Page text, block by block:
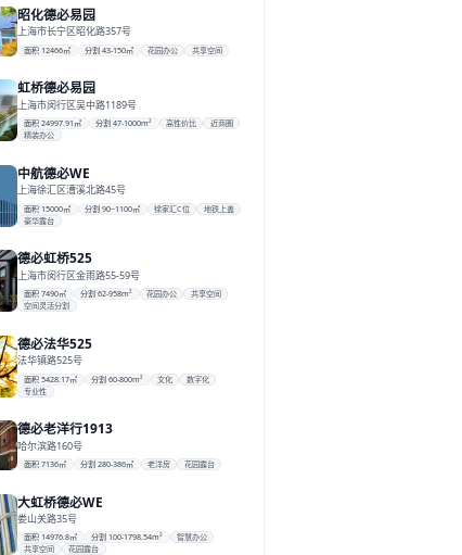
昭化德必易园
上海市长宁区昭化路357号
面积 12466㎡ 分割 43-150㎡ 花园办公 共享空间
虹桥德必易园
上海市闵行区吴中路1189号
面积 24997.91㎡ 分割 47-1000m² 高性价比
近商圈
精装办公
中航德必WE
上海徐汇区漕溪北路45号
面积 15000㎡ 分割 90~1100㎡ 徐家汇C位
地铁上盖
豪华露台
德必虹桥525
上海市闵行区金雨路55-59号
面积 7490㎡ 分割 62-958m² 花园办公
共享空间
空间灵活分割
德必法华525
法华镇路525号
面积 5428.17㎡ 分割 60-800m² 文化
数字化
专业性
德必老洋行1913
哈尔滨路160号
面积 7136㎡ 分割 280-386㎡ 老洋房 花园露台
大虹桥德必WE
娄山关路35号
面积 14976.8㎡ 分割 100-1798.54m²
智慧办公
共享空间
花园露台